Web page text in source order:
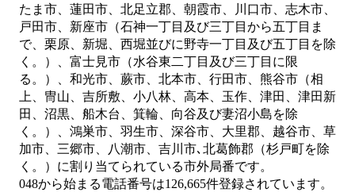
たま市、蓮田市、北足立郡、朝霞市、川口市、志木市、
戸田市、新座市（石神一丁目及び三丁目から五丁目ま
で、栗原、新堀、西堀並びに野寺一丁目及び五丁目を除
く。）、富士見市（水谷東二丁目及び三丁目に限
る。）、和光市、蕨市、北本市、行田市、熊谷市（相
上、冑山、吉所敷、小八林、高本、玉作、津田、津田新
田、沼黒、船木台、箕輪、向谷及び妻沼小島を除
く。）、鴻巣市、羽生市、深谷市、大里郡、越谷市、草
加市、三郷市、八潮市、吉川市､北葛飾郡（杉戸町を除
く。） に割り当てられている市外局番です。
048から始まる電話番号は126,665件登録されています。